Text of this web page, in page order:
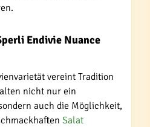
Endivie Nuance
vereint Tradition
nicht nur ein
auch die Möglichkeit,
Salat